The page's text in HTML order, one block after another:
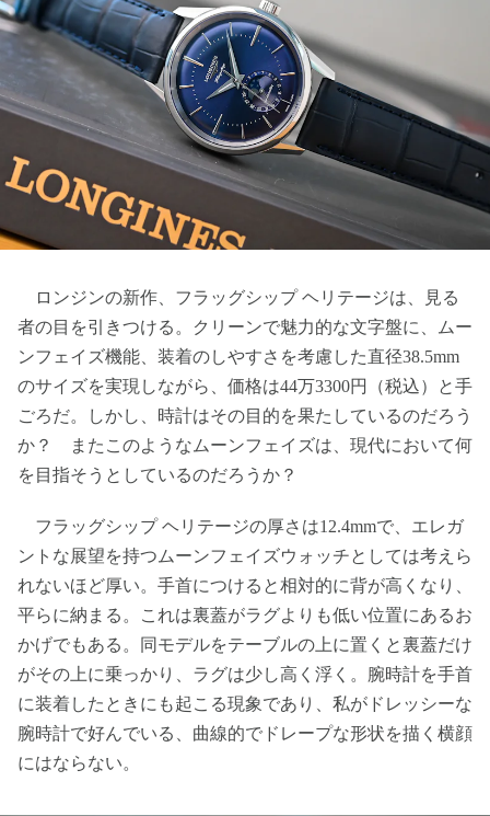
ロンジンの新作、フラッグシップ ヘリテージは、見る
者の目を引きつける。クリーンで魅力的な文字盤に、ムー
ンフェイズ機能、装着のしやすさを考慮した直径38.5mm
のサイズを実現しながら、価格は44万3300円（税込）と手
ごろだ。しかし、時計はその目的を果たしているのだろう
か？ またこのようなムーンフェイズは、現代において何
を目指そうとしているのだろうか？
フラッグシップ ヘリテージの厚さは12.4mmで、エレガ
ントな展望を持つムーンフェイズウォッチとしては考えら
れないほど厚い。手首につけると相対的に背が高くなり、
平らに納まる。これは裏蓋がラグよりも低い位置にあるお
かげでもある。同モデルをテーブルの上に置くと裏蓋だけ
がその上に乗っかり、ラグは少し高く浮く。腕時計を手首
に装着したときにも起こる現象であり、私がドレッシーな
腕時計で好んでいる、曲線的でドレープな形状を描く横顔
にはならない。